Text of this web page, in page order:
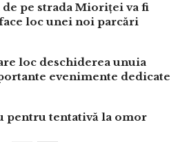
pe strada Mioriței va fi
loc unei noi parcări
loc deschiderea unuia
evenimente dedicate
pentru tentativă la omor